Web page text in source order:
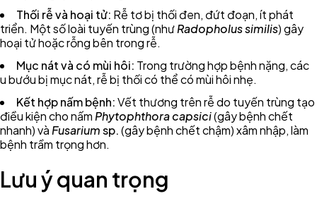
Thối rễ và hoại tử: Rễ tơ bị thối đen, đứt đoạn, ít phát
triển. Một số loài tuyến trùng (nhưRadopholus similis) gây
hoại tử hoặc rỗng bên trong rễ.
Mục nát và có mùi hôi: Trong trường hợp bệnh nặng, các
u bướu bị mục nát, rễ bị thối có thể có mùi hôi nhẹ.
Kết hợp nấm bệnh:Vết thương trên rễ do tuyến trùng tạo
điều kiện cho nấm Phytophthora capsici(gây bệnh chết
nhanh) và Fusariumsp.(gây bệnh chết chậm) xâm nhập, làm
bệnh trầm trọng hơn.
Lưu ý quan trọng